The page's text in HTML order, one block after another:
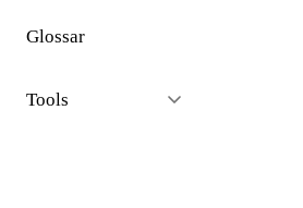
Glossar
Tools